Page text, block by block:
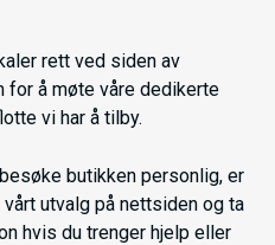
rett ved siden av
for å møte våre dedikerte
vi har å tilby.
butikken personlig, er
utvalg på nettsiden og ta
hvis du trenger hjelp eller